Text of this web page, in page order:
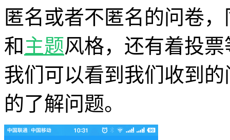
匿名或者不匿名的问卷
和 主题风格，还有着投
我们可以看到我们收到
的了解问题。